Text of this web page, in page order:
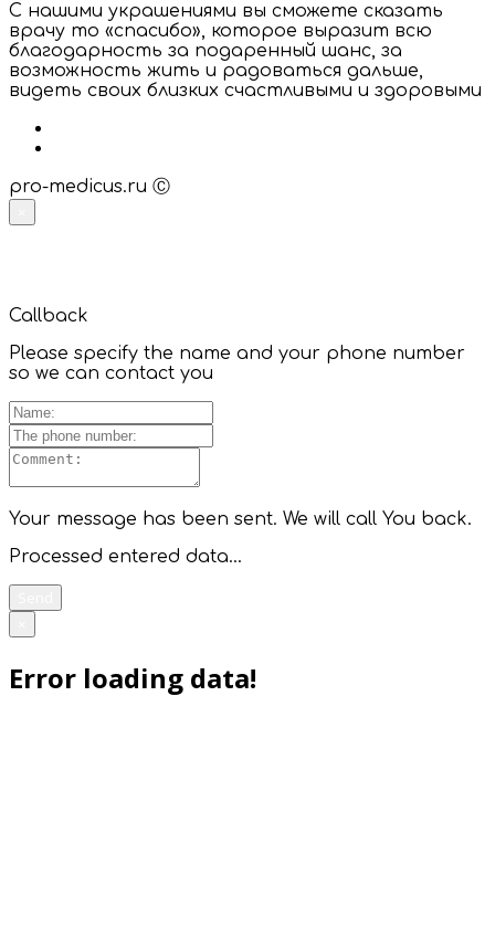
С нашими украшениями вы сможете сказать
врачу то «спасибо», которое выразит всю
благодарность за подаренный шанс, за
возможность жить и радоваться дальше,
видеть своих близких счастливыми и здоровыми
pro-medicus.ru Ⓒ
Callback
Please specify the name and your phone number
so we can contact you
Your message has been sent. We will call You back.
Processed entered data...
Error loading data!